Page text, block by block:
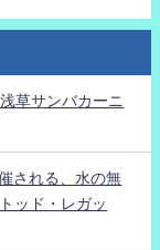
草サンバカーニ
される、水の無
ッド・レガッ